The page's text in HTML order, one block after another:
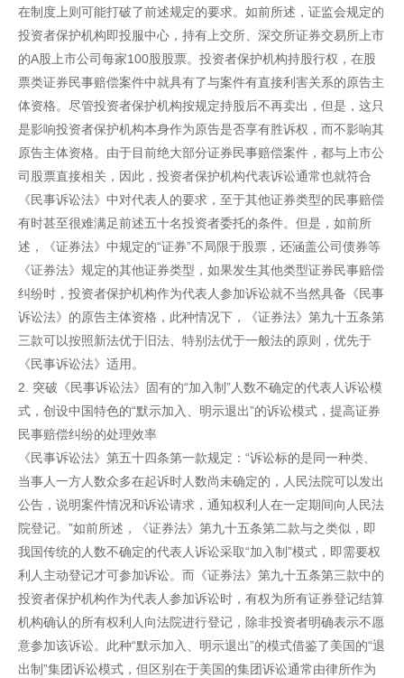
在制度上则可能打破了前述规定的要求。如前所述，证监会规定的
投资者保护机构即投服中心，持有上交所、深交所证券交易所上市
的A股上市公司每家100股股票。投资者保护机构持股行权，在股
票类证券民事赔偿案件中就具有了与案件有直接利害关系的原告主
体资格。尽管投资者保护机构按规定持股后不再卖出，但是，这只
是影响投资者保护机构本身作为原告是否享有胜诉权，而不影响其
原告主体资格。由于目前绝大部分证券民事赔偿案件，都与上市公
司股票直接相关，因此，投资者保护机构代表诉讼通常也就符合
《民事诉讼法》中对代表人的要求，至于其他证券类型的民事赔偿
有时甚至很难满足前述五十名投资者委托的条件。但是，如前所
述，《证券法》中规定的“证券”不局限于股票，还涵盖公司债券等
《证券法》规定的其他证券类型，如果发生其他类型证券民事赔偿
纠纷时，投资者保护机构作为代表人参加诉讼就不当然具备《民事
诉讼法》的原告主体资格，此种情况下，《证券法》第九十五条第
三款可以按照新法优于旧法、特别法优于一般法的原则，优先于
《民事诉讼法》适用。
2. 突破《民事诉讼法》固有的“加入制”人数不确定的代表人诉讼模
式，创设中国特色的“默示加入、明示退出”的诉讼模式，提高证券
民事赔偿纠纷的处理效率
《民事诉讼法》第五十四条第一款规定：“诉讼标的是同一种类、
当事人一方人数众多在起诉时人数尚未确定的，人民法院可以发出
公告，说明案件情况和诉讼请求，通知权利人在一定期间向人民法
院登记。”如前所述，《证券法》第九十五条第二款与之类似，即
我国传统的人数不确定的代表人诉讼采取“加入制”模式，即需要权
利人主动登记才可参加诉讼。而《证券法》第九十五条第三款中的
投资者保护机构作为代表人参加诉讼时，有权为所有证券登记结算
机构确认的所有权利人向法院进行登记，除非投资者明确表示不愿
意参加该诉讼。此种“默示加入、明示退出”的模式借鉴了美国的“退
出制”集团诉讼模式，但区别在于美国的集团诉讼通常由律所作为